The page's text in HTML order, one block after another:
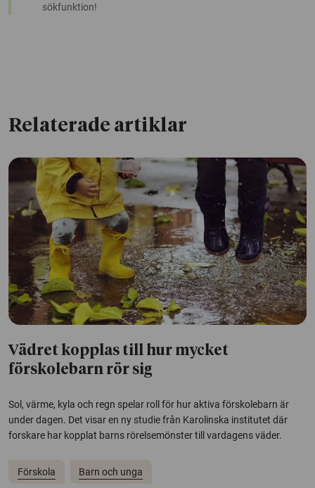
sökfunktion!
Relaterade artiklar
Vädret kopplas till hur mycket
förskolebarn rör sig
Sol, värme, kyla och regn spelar roll för hur aktiva förskolebarn är
under dagen. Det visar en ny studie från Karolinska institutet där
forskare har kopplat barns rörelsemönster till vardagens väder.
Förskola Barn och unga